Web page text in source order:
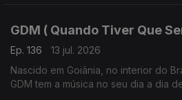
GDM ( Quando Tiver Que
Ep. 136
13 jul. 2026
Nascido em Goiânia, no interior do
GDM tem a música no seu dia a dia